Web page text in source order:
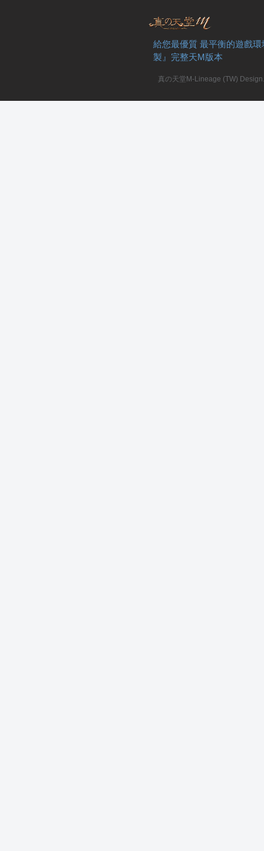
給您最優質 最平衡的遊戲
製』完整天M版本
真の天堂M-Lineage (TW)